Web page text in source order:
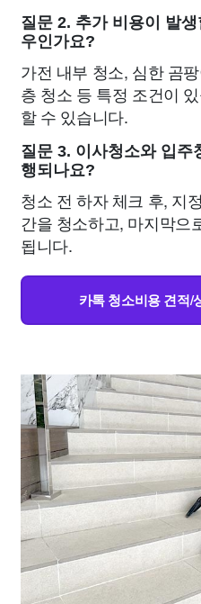
질문 2. 추가 비용이 발
우인가요?
가전 내부 청소, 심한 곰
층 청소 등 특정 조건이
할 수 있습니다.
질문 3. 이사청소와 입주
행되나요?
청소 전 하자 체크 후, 지
간을 청소하고, 마지막으
됩니다.
카톡 청소비용 견적/